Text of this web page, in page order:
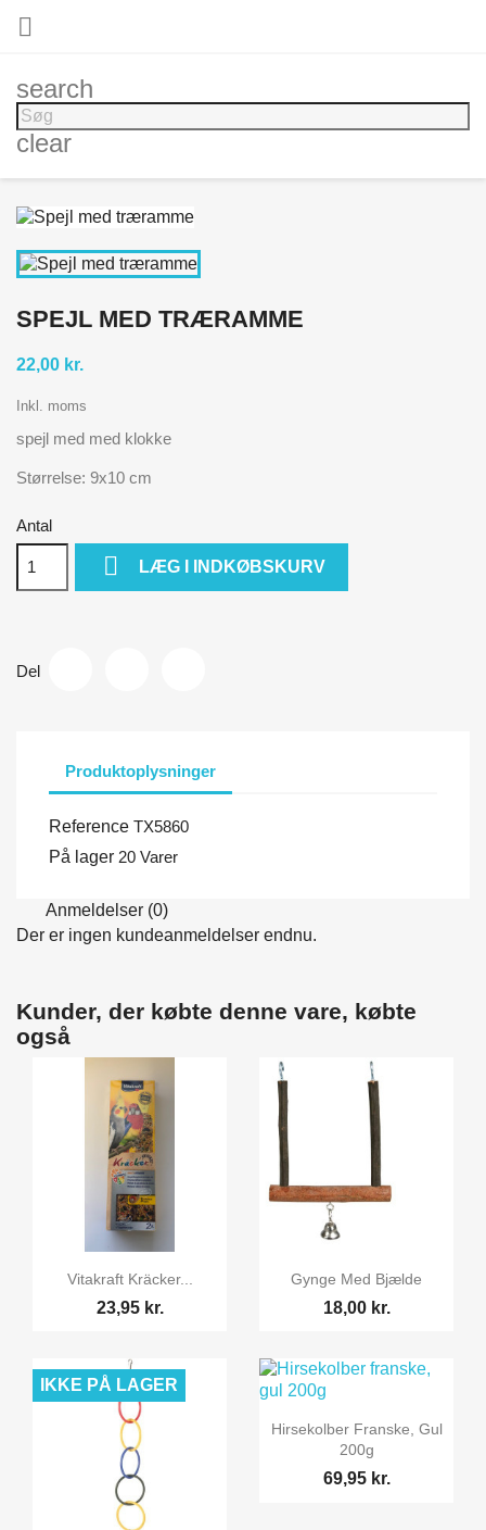

search
clear
SPEJL MED TRÆRAMME
22,00 kr.
Inkl. moms
spejl med med klokke
Størrelse: 9x10 cm
Antal
 LÆG I INDKØBSKURV
Del
Produktoplysninger
Reference TX5860
På lager 20 Varer
Anmeldelser (0)
Der er ingen kundeanmeldelser endnu.
Kunder, der købte denne vare, købte
også
 Vis her
Vitakraft Kräcker...
23,95 kr.
 Vis her
Gynge Med Bjælde
18,00 kr.
IKKE PÅ LAGER
 Vis her
Hirsekolber Franske, Gul
200g
69,95 kr.